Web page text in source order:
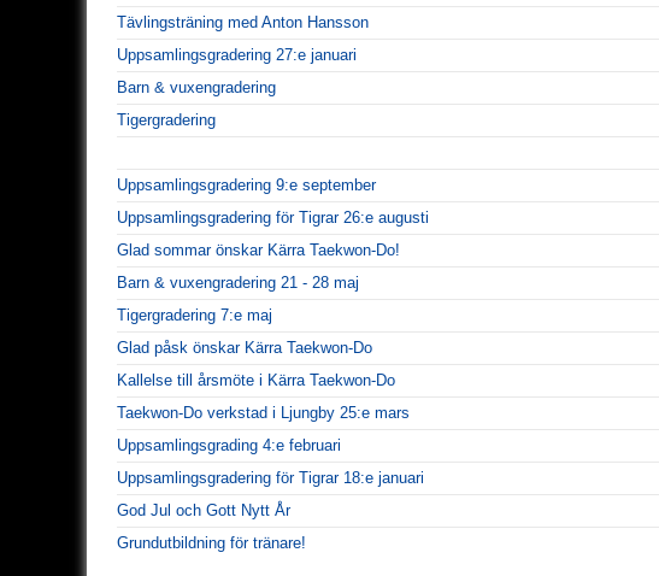
Tävlingsträning med Anton Hansson
Uppsamlingsgradering 27:e januari
Barn & vuxengradering
Tigergradering
Uppsamlingsgradering 9:e september
Uppsamlingsgradering för Tigrar 26:e augusti
Glad sommar önskar Kärra Taekwon-Do!
Barn & vuxengradering 21 - 28 maj
Tigergradering 7:e maj
Glad påsk önskar Kärra Taekwon-Do
Kallelse till årsmöte i Kärra Taekwon-Do
Taekwon-Do verkstad i Ljungby 25:e mars
Uppsamlingsgrading 4:e februari
Uppsamlingsgradering för Tigrar 18:e januari
God Jul och Gott Nytt År
Grundutbildning för tränare!